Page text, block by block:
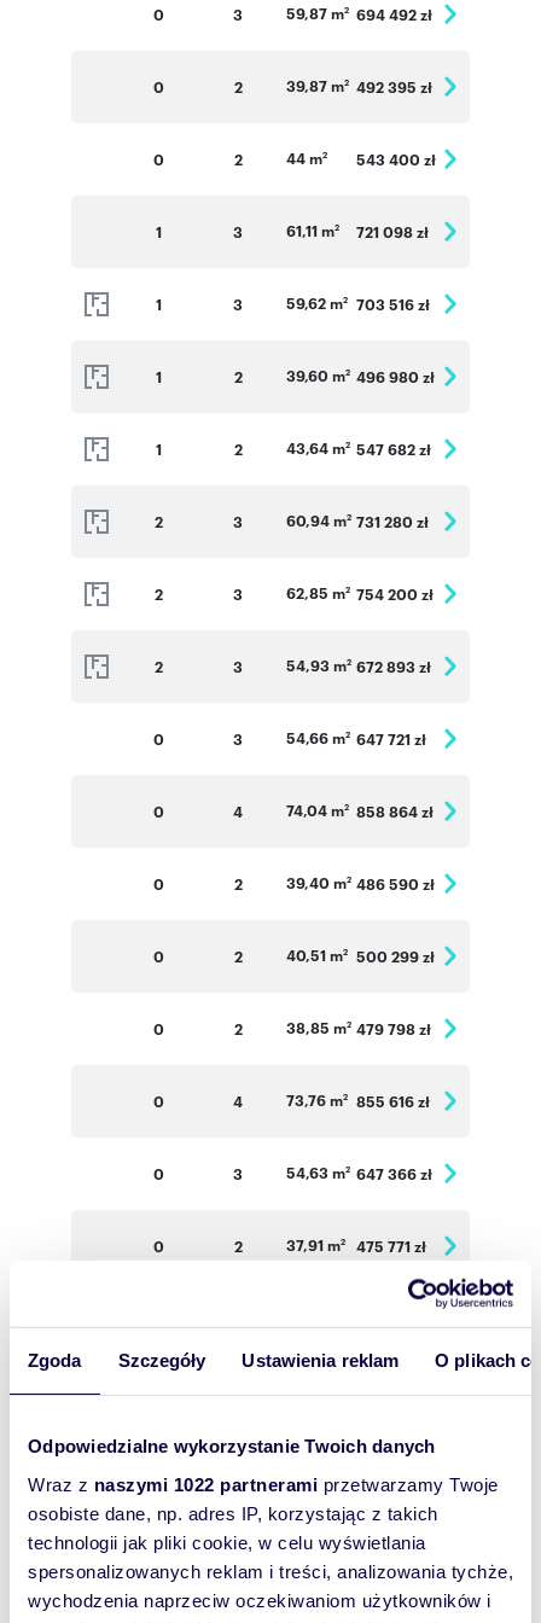
Zgoda Szczegóły Ustawienia reklam O plikach
Odpowiedzialne wykorzystanie Twoich danych
Wraz z naszymi 1022 partnerami przetwarzamy Twoje
osobiste dane, np. adres IP, korzystając z takich
technologii jak pliki cookie, w celu wyświetlania
spersonalizowanych reklam i treści, analizowania tychże,
wychodzenia naprzeciw oczekiwaniom użytkowników i
0 3 59,87 m2 694 492 zł
0 2 39,87 m2 492 395 zł
0 2 44 m2 543 400 zł
1 3 61,11 m2 721 098 zł
1 3 59,62 m2 703 516 zł
1 2 39,60 m2 496 980 zł
1 2 43,64 m2 547 682 zł
2 3 60,94 m2 731 280 zł
2 3 62,85 m2 754 200 zł
2 3 54,93 m2 672 893 zł
0 3 54,66 m2 647 721 zł
0 4 74,04 m2 858 864 zł
0 2 39,40 m2 486 590 zł
0 2 40,51 m2 500 299 zł
0 2 38,85 m2 479 798 zł
0 4 73,76 m2 855 616 zł
0 3 54,63 m2 647 366 zł
0 2 37,91 m2 475 771 zł
1 4 867 300 zł
3 653 351 zł
2 4 73,78 m 885 360 zł
2 4 73,50 m 882 000 zł